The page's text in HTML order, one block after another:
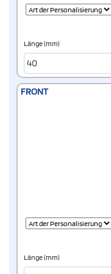
Länge (mm)
FRONT
Länge (mm)